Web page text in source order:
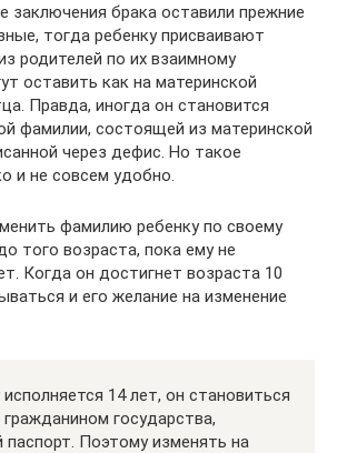
заключения брака оставили прежние
тогда ребенку присваивают
родителей по их взаимному
оставить как на материнской
Правда, иногда он становится
фамилии, состоящей из материнской
через дефис. Но такое
и не совсем удобно.
фамилию ребенку по своему
того возраста, пока ему не
Когда он достигнет возраста 10
и его желание на изменение
14 лет, он становиться
государства,
Поэтому изменять на